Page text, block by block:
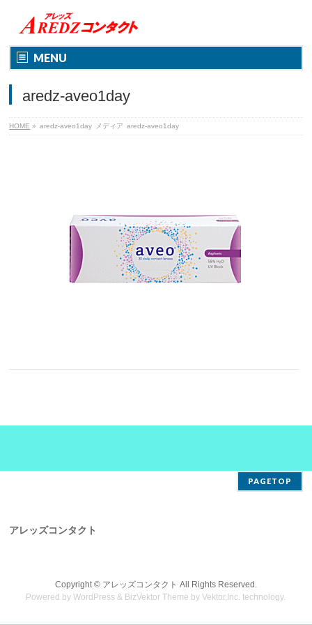
MENU
aredz-aveo1day
HOME » aredz-aveo1day メディア aredz-aveo1day
PAGETOP
アレッズコンタクト
Copyright © アレッズコンタクト All Rights Reserved.
Powered byWordPress & BizVektor Theme byVektor,Inc. technology.